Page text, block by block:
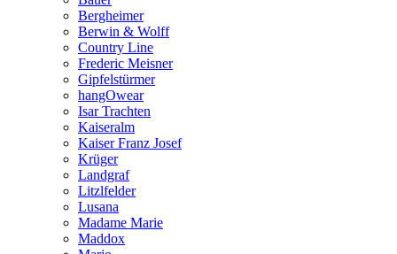
Bergheimer
Berwin & Wolff
Country Line
Frederic Meisner
Gipfelstürmer
hangOwear
Isar Trachten
Kaiseralm
Kaiser Franz Josef
Krüger
Landgraf
Litzlfelder
Lusana
Madame Marie
Maddox